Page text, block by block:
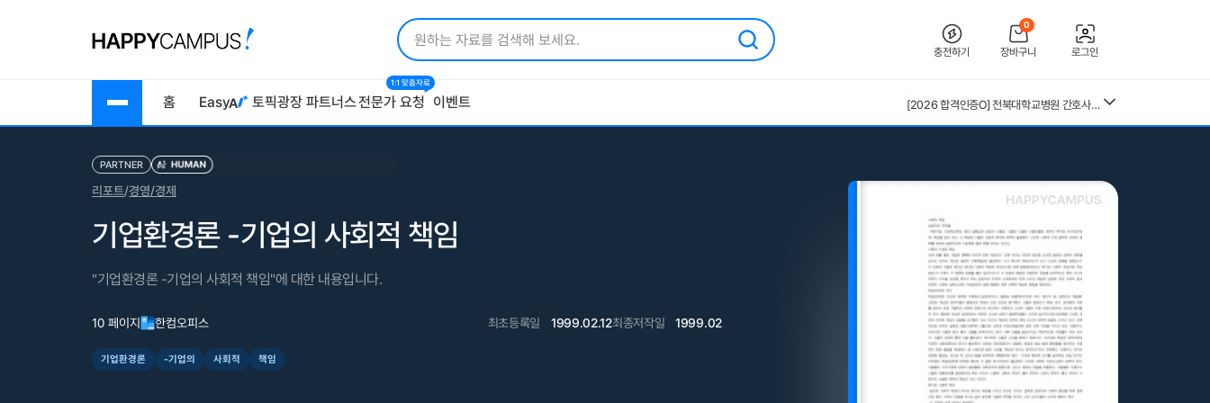
충전하기
0
장바구니 로그인
홈 Easy 토픽광장 파트너스전문가 요청
1:1 맞춤자료
이벤트 [2026 합격인증O] 전북대학교병원 간호사 채용 대비 필기+면접 기출 정리
PARTNER
리포트/경영/경제
기업환경론 -기업의 사회적 책임
"기업환경론 -기업의 사회적 책임"에 대한 내용입니다.
10 페이지 한컴오피스 최초등록일 1999.02.12최종저작일 1999.02
기업환경론 -기업의 사회적 책임